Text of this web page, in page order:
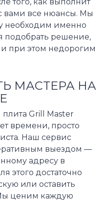
вами все нюансы. Мы
необходим именно
подобрать решение,
при этом недорогим
МАСТЕРА НА
Grill Master
времени, просто
Наш сервис
выездом —
адресу в
этого достаточно
или оставить
ценим каждую